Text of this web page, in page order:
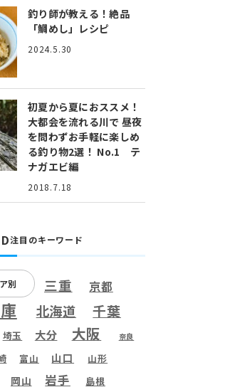
釣り師が教える！絶品
「鯛めし」レシピ
2024.5.30
初夏から夏におススメ！
大都会を流れる川で 昼夜
を問わずお手軽に楽しめ
る釣り物2選！ No.1 テ
ナガエビ編
2018.7.18
注目のキーワード
別 三重 京都
北海道 千葉
埼玉 大分 大阪 奈良
富山 山口 山形
岡山 岩手 島根